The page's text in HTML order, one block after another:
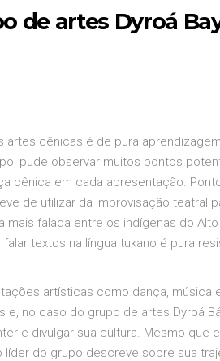
de artes Dyroá
cênicas é de pura
pude observar muitos pontos
cênica em cada apresentação.
de utilizar da improvisação teatral
falada entre os indígenas do
textos na língua tukano é pura
artísticas como dança, música
no caso do grupo de artes Dyroá
e divulgar sua cultura. Mesmo que
do grupo descreve sobre sua